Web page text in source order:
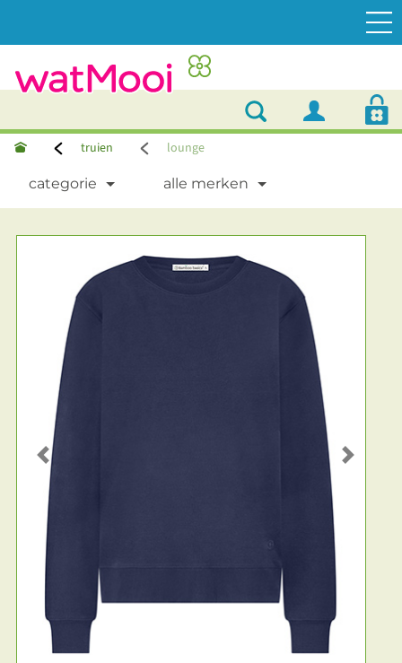
truien lounge
categorie alle merken
Previous Next